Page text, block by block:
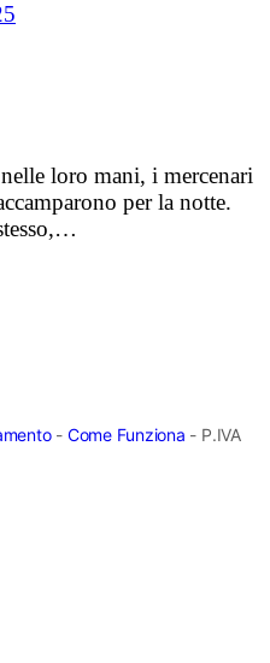
loro mani, i mercenari
per la notte.
- Come Funziona - P.IVA